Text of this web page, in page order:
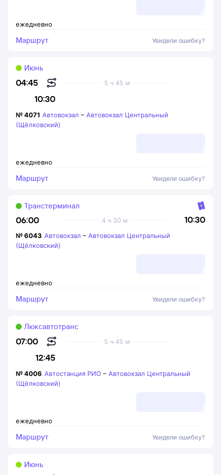
ежедневно
Маршрут Увидели ошибку?
04:45
10:30
5 ч 45 м
Июнь
ежедневно
№4071 Автовокзал – Автовокзал Центральный
(Щёлковский)
Маршрут Увидели ошибку?
06:00 10:30
4 ч 30 м
Транстерминал
ежедневно
№6043 Автовокзал – Автовокзал Центральный
(Щёлковский)
Маршрут Увидели ошибку?
07:00
12:45
5 ч 45 м
Люксавтотранс
ежедневно
№4006 Автостанция РИО – Автовокзал Центральный
(Щёлковский)
Маршрут Увидели ошибку?
Июнь